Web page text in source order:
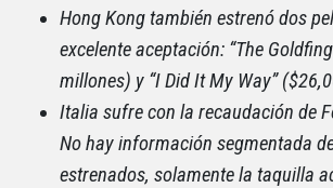
Hong Kong también estrenó dos
excelente aceptación: “The
millones) y “I Did It My Way”
Italia sufre con la recaudación de
No hay información segmentada
estrenados, solamente la taquilla